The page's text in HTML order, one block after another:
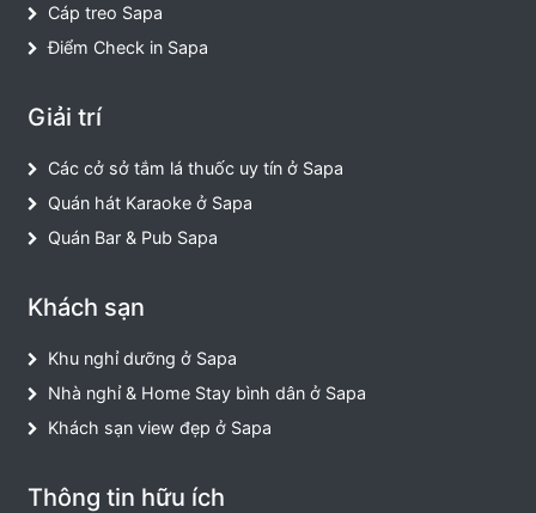
Cáp treo Sapa
Điểm Check in Sapa
Giải trí
Các cở sở tắm lá thuốc uy tín ở Sapa
Quán hát Karaoke ở Sapa
Quán Bar & Pub Sapa
Khách sạn
Khu nghỉ dưỡng ở Sapa
Nhà nghỉ & Home Stay bình dân ở Sapa
Khách sạn view đẹp ở Sapa
Thông tin hữu ích